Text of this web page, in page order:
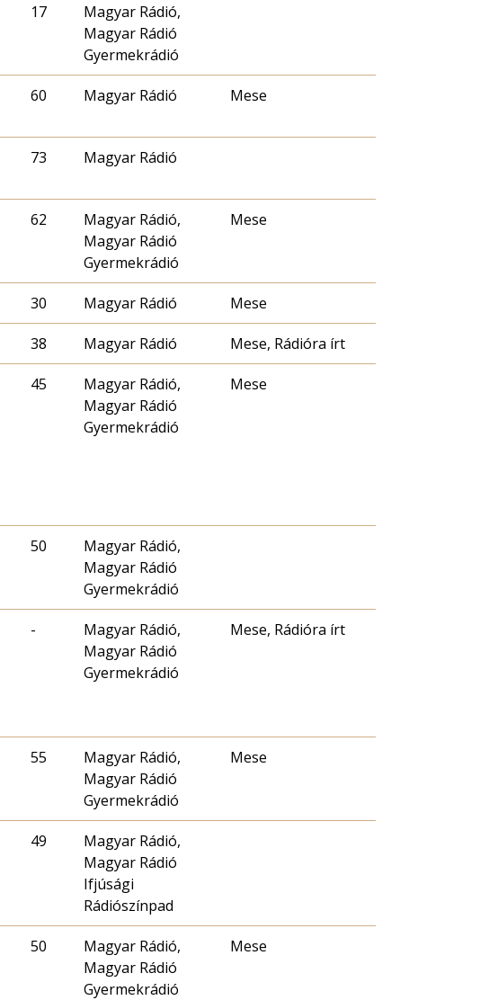
17
Magyar Rádió,
Magyar Rádió
Gyermekrádió
60 Magyar Rádió Mese
73 Magyar Rádió
62
Magyar Rádió,
Magyar Rádió
Gyermekrádió
Mese
30 Magyar Rádió Mese
38 Magyar Rádió Mese, Rádióra írt
45
Magyar Rádió,
Magyar Rádió
Gyermekrádió
Mese
50
Magyar Rádió,
Magyar Rádió
Gyermekrádió
-
Magyar Rádió,
Magyar Rádió
Gyermekrádió
Mese, Rádióra írt
55
Magyar Rádió,
Magyar Rádió
Gyermekrádió
Mese
49
Magyar Rádió,
Magyar Rádió
Ifjúsági
Rádiószínpad
50
Magyar Rádió,
Magyar Rádió
Gyermekrádió
Mese